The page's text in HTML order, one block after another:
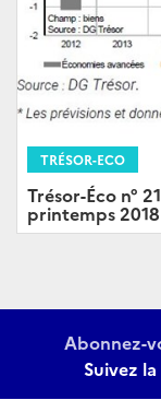
TRÉSOR-ECO
Trésor-Éco n°
printemps
Abonnez-
Suivez